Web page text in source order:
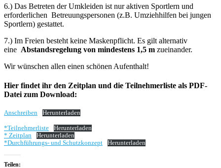
6.) Das Betreten der Umkleiden ist nur aktiven Sportlern und
erforderlichen Betreuungspersonen (z.B. Umziehhilfen bei jungen
Sportlern) gestattet.
7.) Im Freien besteht keine Maskenpflicht. Es gilt alternativ
eine Abstandsregelung von mindestens 1,5 m zueinander.
Wir wünschen allen einen schönen Aufenthalt!
Hier findet ihr den Zeitplan und die Teilnehmerliste als PDF-
Datei zum Download:
Anschreiben Herunterladen
*Teilnehmerliste
Herunterladen
* Zeitplan
Herunterladen
*Durchführungs- und Schutzkonzept
Herunterladen
Teilen: